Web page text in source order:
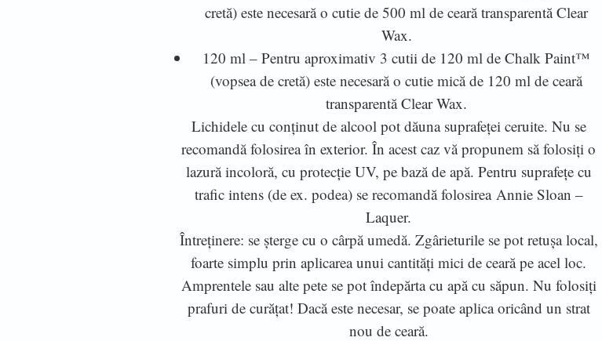
cretă) este necesară o cutie de 500 ml de ceară transparentă Clear
Wax.
120 ml – Pentru aproximativ 3 cutii de 120 ml de Chalk Paint™
(vopsea de cretă) este necesară o cutie mică de 120 ml de ceară
transparentă Clear Wax.
Lichidele cu conținut de alcool pot dăuna suprafeței ceruite. Nu se
recomandă folosirea în exterior. În acest caz vă propunem să folosiți o
lazură incoloră, cu protecție UV, pe bază de apă. Pentru suprafețe cu
trafic intens (de ex. podea) se recomandă folosirea Annie Sloan –
Laquer.
Întreținere: se șterge cu o cârpă umedă. Zgârieturile se pot retușa local,
foarte simplu prin aplicarea unui cantități mici de ceară pe acel loc.
Amprentele sau alte pete se pot îndepărta cu apă cu săpun. Nu folosiți
prafuri de curățat! Dacă este necesar, se poate aplica oricând un strat
nou de ceară.